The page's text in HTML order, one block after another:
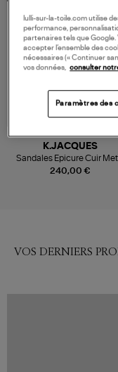
240,00 €
K.JACQUES
Sandales Epicure Cuir
Bronze
VOS DERNIERS
lulli-sur-la-toile.com utilise
performance,
partenaires tels que Google.
accepter l’ensemble des
nécessaires (« Continuer
vos données,
consulter
Paramètres des